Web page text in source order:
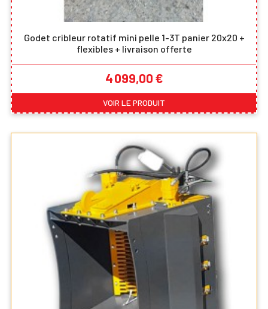
Godet cribleur rotatif mini pelle 1-3T panier 20x20 +
flexibles + livraison offerte
Prix
4 099,00 €
VOIR LE PRODUIT